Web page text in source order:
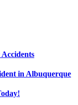
in Albuquerque